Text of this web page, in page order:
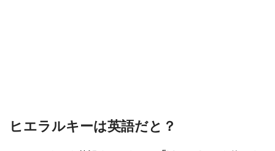
ヒエラルキーは英語だと？